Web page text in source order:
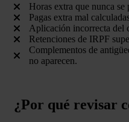
Horas extra que nunca se
Pagas extra mal
Aplicación incorrecta del
Retenciones de IRPF
Complementos de
no aparecen.
¿Por qué revisar